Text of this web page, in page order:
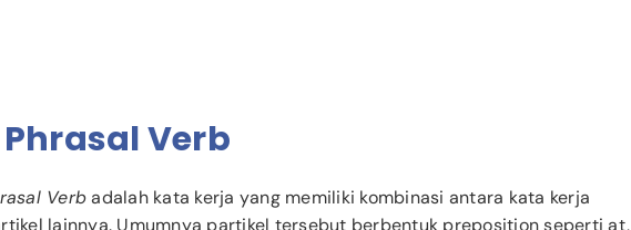
Verb
Verbadalah kata kerja yang memiliki kombinasi antara kata kerja
lainnya. Umumnya partikel tersebut berbentuk preposition seperti at,